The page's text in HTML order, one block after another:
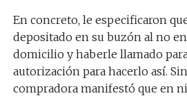
En concreto, le especificaron
depositado en su buzón al no
domicilio y haberle llamado
autorización para hacerlo así.
compradora manifestó que en